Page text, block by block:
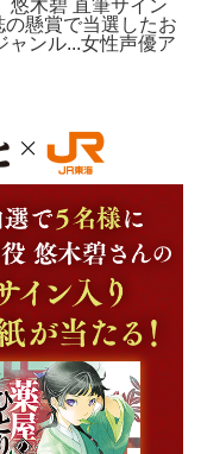
悠木碧 直筆サイン
懸賞で当選したお
ャンル...女性声優ア